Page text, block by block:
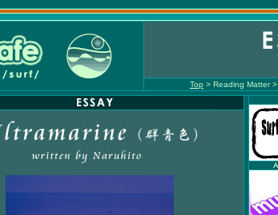
Top > Reading Matter >